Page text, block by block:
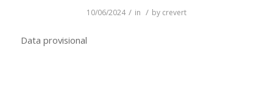
10/06/2024 / in / by crevert
Data provisional